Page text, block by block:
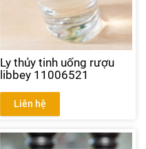
Ly thủy tinh uống rượu
libbey 11006521
Liên hệ